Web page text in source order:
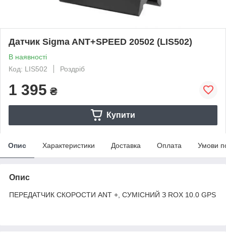
Датчик Sigma ANT+SPEED 20502 (LIS502)
В наявності
Код: LIS502
Роздріб
1 395 ₴
Купити
Опис Характеристики Доставка Оплата Умови
Опис
ПЕРЕДАТЧИК СКОРОСТИ ANT +, СУМІСНИЙ З ROX 10.0 GPS